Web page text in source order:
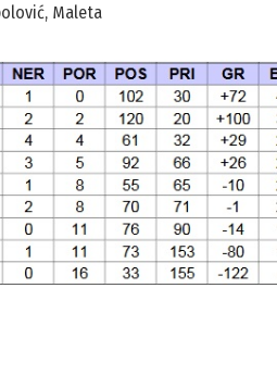
Maleta